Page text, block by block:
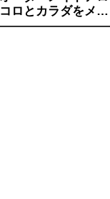
ロとカラダをメン
。【モデル大桑マ